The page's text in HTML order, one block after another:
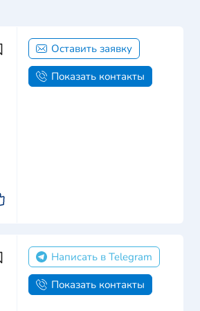
Оставить заявку
Показать контакты
Написать в Telegram
Показать контакты